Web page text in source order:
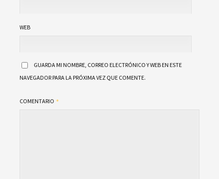
WEB
GUARDA MI NOMBRE, CORREO ELECTRÓNICO Y WEB EN ESTE
NAVEGADOR PARA LA PRÓXIMA VEZ QUE COMENTE.
COMENTARIO